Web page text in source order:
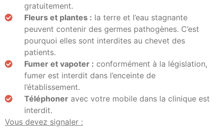
gratuitement.
Fleurs et plantes : la terre et l’eau stagnante
peuvent contenir des germes pathogènes. C’est
pourquoi elles sont interdites au chevet des
patients.
Fumer et vapoter : conformément à la législation,
fumer est interdit dans l’enceinte de
l’établissement.
Téléphoner avec votre mobile dans la clinique est
interdit.
Vous devez signaler :